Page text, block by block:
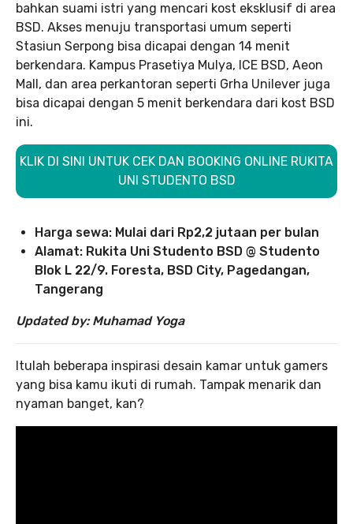
bahkan suami istri yang mencari kost eksklusif di area
BSD. Akses menuju transportasi umum seperti
Stasiun Serpong bisa dicapai dengan 14 menit
berkendara. Kampus Prasetiya Mulya, ICE BSD, Aeon
Mall, dan area perkantoran seperti Grha Unilever juga
bisa dicapai dengan 5 menit berkendara dari kost BSD
ini.
KLIK DI SINI UNTUK CEK DAN BOOKING ONLINE RUKITA
UNI STUDENTO BSD
Harga sewa: Mulai dari Rp2,2 jutaan per bulan
Alamat: Rukita Uni Studento BSD @ Studento
Blok L 22/9. Foresta, BSD City, Pagedangan,
Tangerang
Updated by: Muhamad Yoga
Itulah beberapa inspirasi desain kamar untuk gamers
yang bisa kamu ikuti di rumah. Tampak menarik dan
nyaman banget, kan?